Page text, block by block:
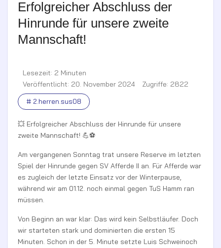
Erfolgreicher Abschluss der
Hinrunde für unsere zweite
Mannschaft!
Lesezeit: 2 Minuten
Veröffentlicht: 20. November 2024
Zugriffe: 2822
# 2.herren.sus08
💥 Erfolgreicher Abschluss der Hinrunde für unsere
zweite Mannschaft! 💪⚽
Am vergangenen Sonntag trat unsere Reserve im letzten
Spiel der Hinrunde gegen SV Afferde II an. Für Afferde war
es zugleich der letzte Einsatz vor der Winterpause,
während wir am 01.12. noch einmal gegen TuS Hamm ran
müssen.
Von Beginn an war klar: Das wird kein Selbstläufer. Doch
wir starteten stark und dominierten die ersten 15
Minuten. Schon in der 5. Minute setzte Luis Schweinoch